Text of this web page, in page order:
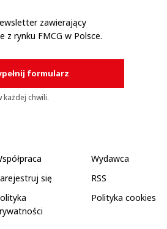
zawierający
z rynku FMCG w Polsce.
formularz
każdej chwili.
Wydawca
się
RSS
Polityka cookies